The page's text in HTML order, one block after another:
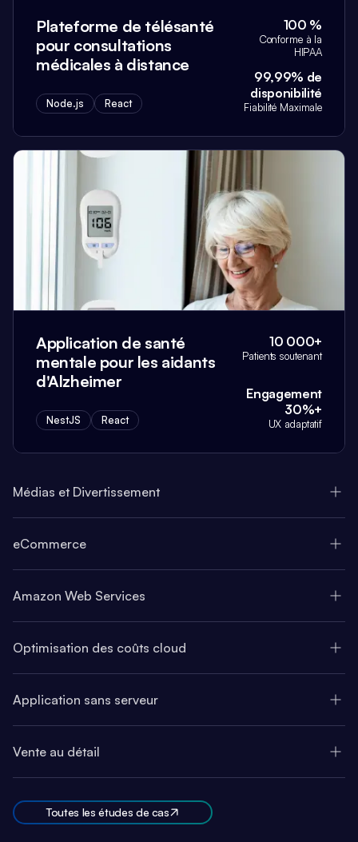
Plateforme de télésanté
pour consultations
médicales à distance
Node.js React
100 %
Conforme à la
HIPAA
99,99% de
disponibilité
Fiabilité Maximale
Application de santé
mentale pour les aidants
d'Alzheimer
NestJS React
10 000+
Patients soutenant
Engagement
30%+
UX adaptatif
Médias et Divertissement
eCommerce
Amazon Web Services
Optimisation des coûts cloud
Application sans serveur
Vente au détail
Toutes les études de cas